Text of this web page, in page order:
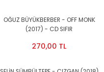
OĞUZ BÜYÜKBERBER - OFF MONK
(2017) - CD SIFIR
270,00 TL